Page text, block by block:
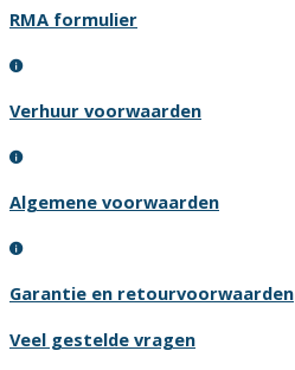
RMA formulier
Verhuur voorwaarden
Algemene voorwaarden
Garantie en retourvoorwaarden
Veel gestelde vragen